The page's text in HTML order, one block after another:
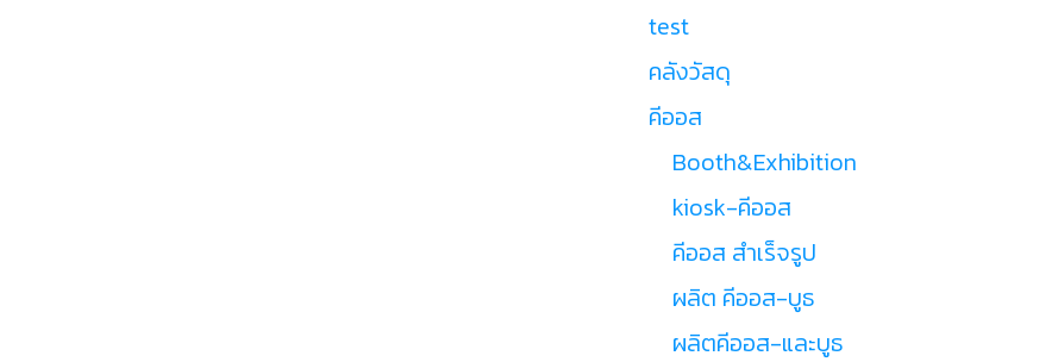
test
คลังวัสดุ
คีออส
Booth&Exhibition
kiosk-คีออส
คีออส สำเร็จรูป
ผลิต คีออส-บูธ
ผลิตคีออส-และบูธ